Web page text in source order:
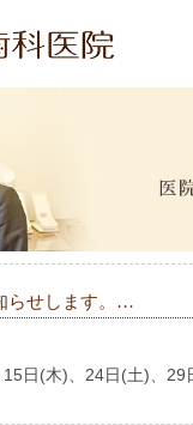
らせします。…
日(木)、24日(土)、29